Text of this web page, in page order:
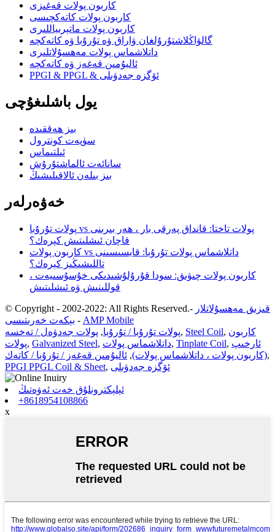
كاربون پولات قەغىزى
كاربون پولات كاتەكچىسى
كاربون پولات ماتېرىياللىرى
گالۋاڭلاشتۇرۇلغان ۋاراق ۋە تۇرۇبا ۋە كاتەكچە
داتلاشماس پولات مەھسۇلاتلىرى
ئاليۇمىن قەغەز ۋە كاتەكچە
PPGI & PPGL & ئۆگزە جەدۋىلى
يول باشلىغۇچى
بىز ھەققىدە
سۈپەت كونترول
ئىلتىماس
سانائەت ئالماشتۇرۇش
بىز بىلەن ئالاقىلىشىڭ
خەۋەرلەر
پولات تۇرۇبا vs پولات تاختا: قانداق پەرقى بار ، ھەر بىرىنى
قاچان ئىشلىتىش كېرەك؟
كاربون پولات vs داتلاشماس پولات تۇرۇبا: قايسىسىنى
تاللىشىڭىز كېرەك؟
كاربون پولات چىۋىق: سودا قۇرۇلۇشىدىكى خۇسۇسىيەت ،
قوللىنىش ۋە ئىشلىتىش
© Copyright - 2002-2022: All Rights Reserved. قىزىق مەھسۇلاتلار -
بېكەت خەرىتىسى - AMP Mobile
پولات تۇرۇبا / تۇرۇبا, پولات جەدۋەل / تەخسە , Steel Coil, كاربون
پولات, Galvanized Steel, داتلاشماس پولات, Tinplate Coil, ئارخىپ
(كاربون پولات ، داتلاشماس پولات), ئاليۇمىن قەغەز / تۇرۇبا / كاتەك
,
PPGI PPGL Coil & Sheet, ئۆگزە جەدۋىلى
ئېلېكترونلۇق خەت ئەۋەتىڭ
+8618954108866
x